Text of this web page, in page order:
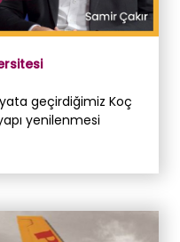
geçirdiğimiz Koç
yenilenmesi